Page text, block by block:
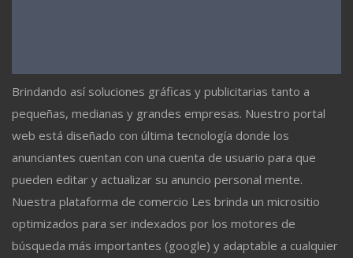
Brindando así soluciones gráficas y publicitarias tanto a
pequeñas, medianas y grandes empresas. Nuestro portal
web está diseñado con última tecnología donde los
anunciantes cuentan con una cuenta de usuario para que
pueden editar y actualizar su anuncio personal mente.
Nuestra plataforma de comercio Les brinda un micrositio
optimizados para ser indexados por los motores de
búsqueda más importantes (google) y adaptable a cualquier